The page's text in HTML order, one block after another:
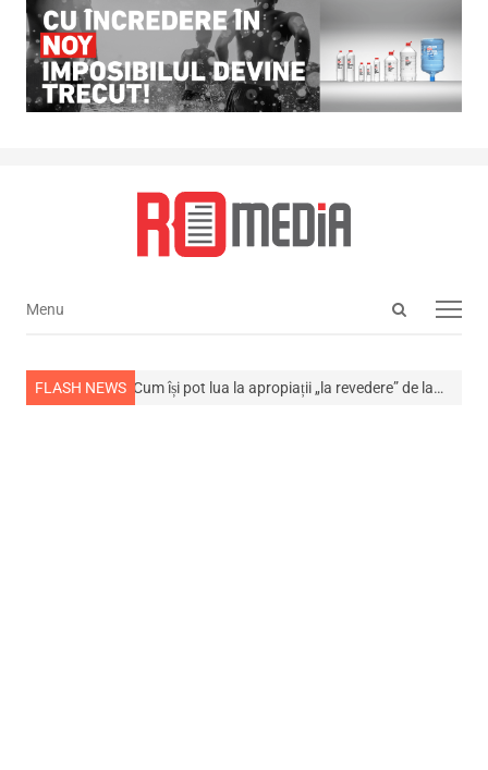
Open
Menu
Menu
FLASH NEWS
din viață Cum își pot lua la apropiații „la revedere” de la… NEWS